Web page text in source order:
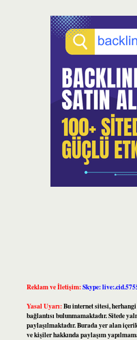
Reklam ve İletişim:Skype:
Yasal Uyarı:Bu internet sitesi,
bağlantısı bulunmamaktadır. Sitede
paylaşılmaktadır. Burada yer alan
ve kişiler hakkında paylaşım